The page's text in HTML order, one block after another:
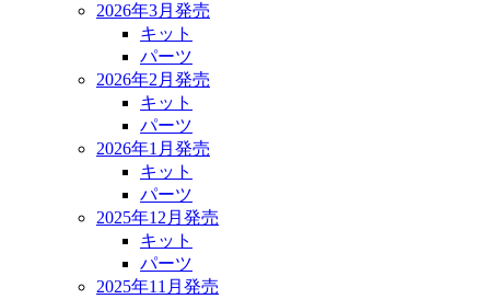
2026年3月発売
キット
パーツ
2026年2月発売
キット
パーツ
2026年1月発売
キット
パーツ
2025年12月発売
キット
パーツ
2025年11月発売